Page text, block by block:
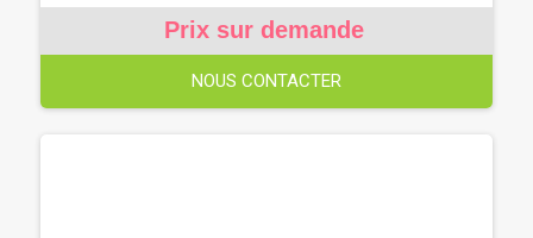
Prix sur demande
NOUS CONTACTER